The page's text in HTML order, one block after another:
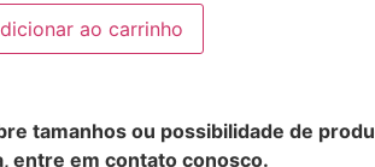
ao carrinho
tamanhos ou possibilidade de
entre em contato conosco.